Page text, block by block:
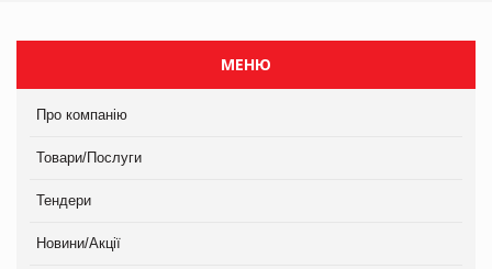
МЕНЮ
Про компанію
Товари/Послуги
Тендери
Новини/Акції